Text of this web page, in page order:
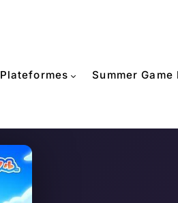
Plateformes Summer Game